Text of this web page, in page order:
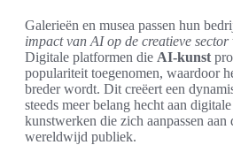
Galerieën en musea passen hun
impact van AI op de creatieve sector
Digitale platformen die AI-kunst
populariteit toegenomen, waardoor
breder wordt. Dit creëert een
steeds meer belang hecht aan
kunstwerken die zich aanpassen aan
wereldwijd publiek.